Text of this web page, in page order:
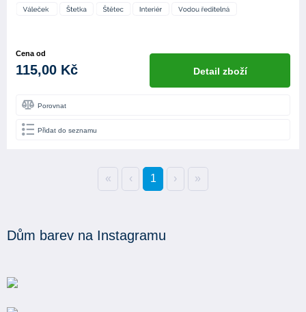
Cena od
115,00 Kč Detail zboží
Porovnat
Přidat do seznamu
« ‹ 1 › »
Dům barev na Instagramu